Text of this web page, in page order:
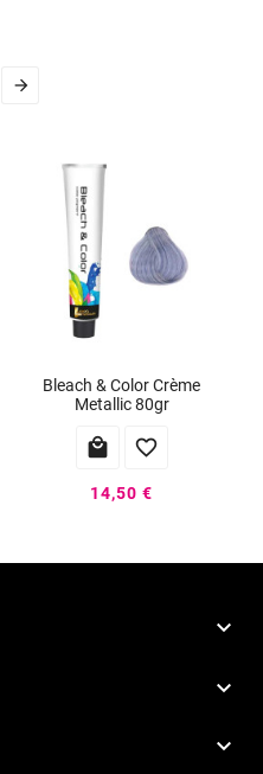

Bleach & Color Crème
Metallic 80gr
 
14,50 €


